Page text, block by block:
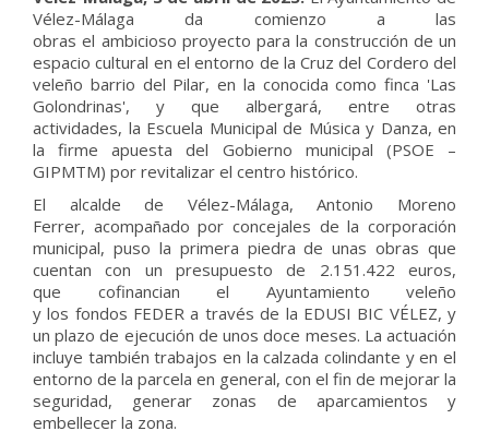
Vélez-Málagada comienzo a las
obrasel ambicioso proyecto para la construcción de un
espacio cultural en el entorno de la Cruz del Cordero del
veleño barrio del Pilar, en la conocida comofinca 'Las
Golondrinas', y que albergará, entre otras
actividades, la Escuela Municipal de Música y Danza, en
la firmeapuesta del Gobierno municipal (PSOE –
GIPMTM) por revitalizar el centro histórico.
El alcalde de Vélez-Málaga, Antonio Moreno
Ferrer, acompañado por concejales de la corporación
municipal, puso la primera piedra de unas obras que
cuentan con un presupuesto de 2.151.422 euros,
que cofinancian el Ayuntamiento veleño
y los fondos FEDER a través de la EDUSI BIC VÉLEZ, y
un plazo de ejecución de unos doce meses. La actuación
incluye también trabajos en la calzada colindante y en el
entorno de la parcela en general, con el fin de mejorar la
seguridad, generar zonas de aparcamientos y
embellecer la zona.